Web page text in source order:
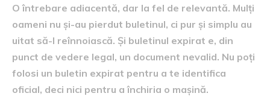
O întrebare adiacentă, dar la fel de relevantă. Mulți
oameni nu și-au pierdut buletinul, ci pur și simplu au
uitat să-l reînnoiască. Și buletinul expirat e, din
punct de vedere legal, un document nevalid. Nu poți
folosi un buletin expirat pentru a te identifica
oficial, deci nici pentru a închiria o mașină.